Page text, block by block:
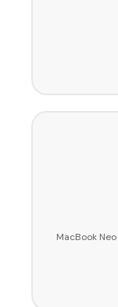
MacBook Neo